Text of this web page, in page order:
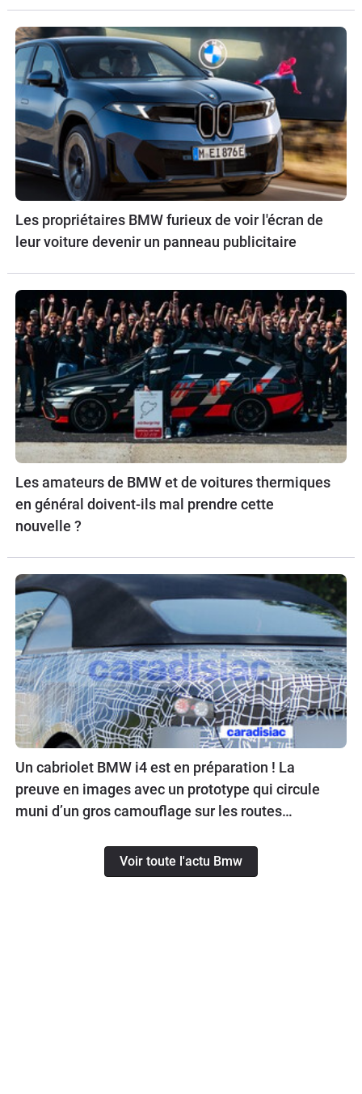
Les propriétaires BMW furieux de voir l'écran de
leur voiture devenir un panneau publicitaire
Les amateurs de BMW et de voitures thermiques
en général doivent-ils mal prendre cette
nouvelle ?
Un cabriolet BMW i4 est en préparation ! La
preuve en images avec un prototype qui circule
muni d’un gros camouflage sur les routes
Voir toute l'actu Bmw